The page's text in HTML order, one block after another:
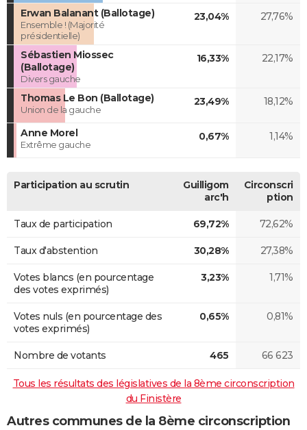
Erwan Balanant (Ballotage)
Ensemble ! (Majorité
présidentielle)
23,04% 27,76%
Sébastien Miossec
(Ballotage)
Divers gauche
16,33% 22,17%
Thomas Le Bon (Ballotage)
Union de la gauche
23,49% 18,12%
Anne Morel
Extrême gauche
0,67% 1,14%
Participation au scrutin
Guilligom
arc'h
Circonscri
ption
Taux de participation 69,72% 72,62%
Taux d'abstention 30,28% 27,38%
Votes blancs (en pourcentage
des votes exprimés)
3,23% 1,71%
Votes nuls (en pourcentage des
votes exprimés)
0,65% 0,81%
Nombre de votants 465 66 623
Tous les résultats des législatives de la 8ème circonscription
du Finistère
Autres communes de la 8ème circonscription